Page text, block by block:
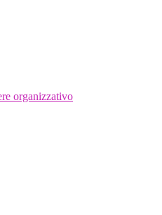
organizzativo